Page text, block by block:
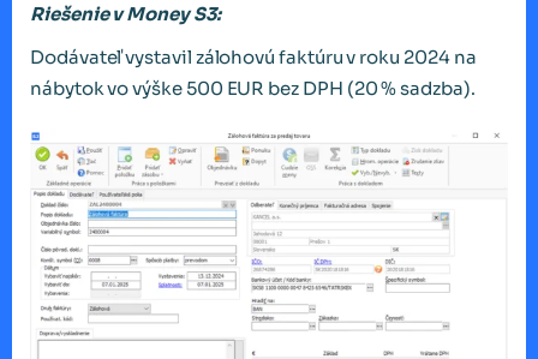
Riešenie v Money S3:
Dodávateľ vystavil zálohovú faktúru v roku 2024 na
nábytok vo výške 500 EUR bez DPH (20 % sadzba).